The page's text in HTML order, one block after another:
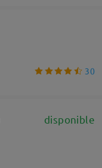
30
disponible